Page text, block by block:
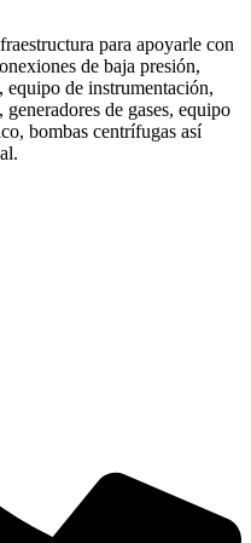
para apoyarle con
de baja presión,
de instrumentación,
de gases, equipo
bombas centrífugas así